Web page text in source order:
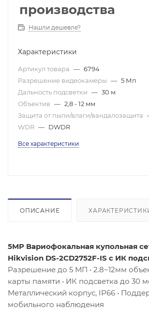
производства
Нашли дешевле?
Характеристики
Артикул товара — 6794
Разрешение видеокамеры — 5 Мп
Дальность подсветки — 30 м
Объектив — 2,8 - 12 мм
Защита от пыли/влаги/вандалозащита
WDR — DWDR
Все характеристики
ОПИСАНИЕ
5MP Вариофокальная купольная
Hikvision DS-2CD2752F-IS с ИК
Разрешение до 5 МП • 2.8~12мм
карты памяти • ИК подсветка до 30
Металлический корпус, IP66 •
мобильного наблюдения